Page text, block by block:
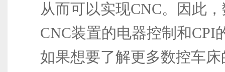
从而可以实现CNC。因此
CNC装置的电器控制和CPI
如果想要了解更多数控车